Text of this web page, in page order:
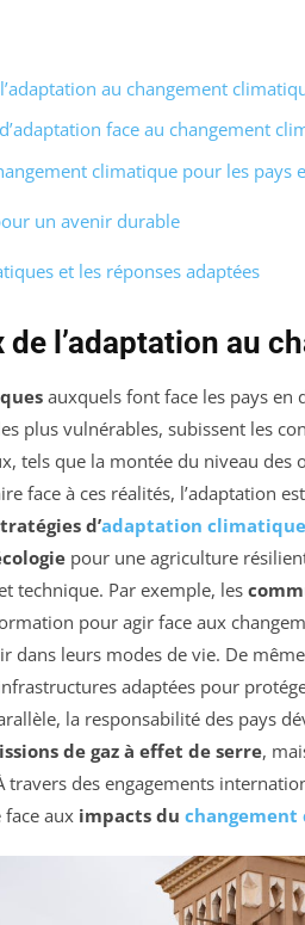
au changement
face au changement
climatique pour les pays
un avenir durable
et les réponses adaptées
de l’adaptation au
auxquels font face les pays en
plus vulnérables, subissent les
tels que la montée du niveau des
face à ces réalités, l’adaptation
d’adaptation climatique
pour une agriculture
technique. Par exemple, les
pour agir face aux
dans leurs modes de vie. De
adaptées pour
la responsabilité des pays
de gaz à effet de serre,
travers des engagements
aux impacts du